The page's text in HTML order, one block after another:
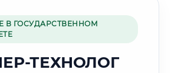
🕍
В ГОСУДАРСТВЕННОМ
ТЕХНОЛОГ